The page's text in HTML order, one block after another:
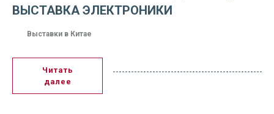
ВЫСТАВКА ЭЛЕКТРОНИКИ
Выставки в Китае
Читать
далее